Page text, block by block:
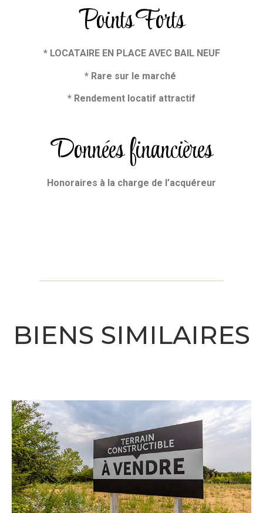
Points Forts
* LOCATAIRE EN PLACE AVEC BAIL NEUF
* Rare sur le marché
* Rendement locatif attractif
Données financières
Honoraires à la charge de l’acquéreur
BIENS SIMILAIRES